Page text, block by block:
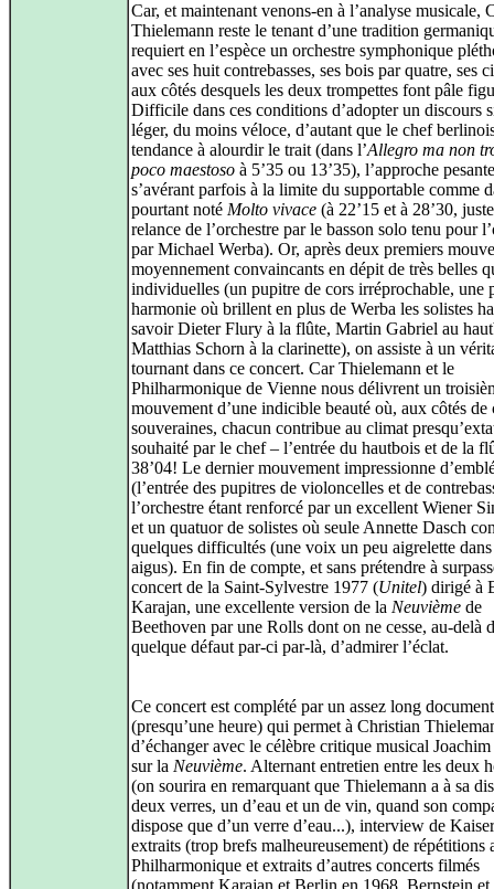
Car, et maintenant venons-en à l’analyse musicale,
Thielemann reste le tenant d’une tradition
requiert en l’espèce un orchestre symphonique
avec ses huit contrebasses, ses bois par quatre, ses
aux côtés desquels les deux trompettes font pâle
Difficile dans ces conditions d’adopter un discours
léger, du moins véloce, d’autant que le chef
tendance à alourdir le trait (dans l’Allegro ma non
poco maestoso à 5’35 ou 13’35), l’approche pesante
s’avérant parfois à la limite du supportable comme
pourtant noté Molto vivace (à 22’15 et à 28’30,
relance de l’orchestre par le basson solo tenu pour
par Michael Werba). Or, après deux premiers
moyennement convaincants en dépit de très belles
individuelles (un pupitre de cors irréprochable, une
harmonie où brillent en plus de Werba les solistes
savoir Dieter Flury à la flûte, Martin Gabriel au
Matthias Schorn à la clarinette), on assiste à un
tournant dans ce concert. Car Thielemann et le
Philharmonique de Vienne nous délivrent un
mouvement d’une indicible beauté où, aux côtés de
souveraines, chacun contribue au climat
souhaité par le chef – l’entrée du hautbois et de la
38’04! Le dernier mouvement impressionne
(l’entrée des pupitres de violoncelles et de
l’orchestre étant renforcé par un excellent Wiener
et un quatuor de solistes où seule Annette Dasch
quelques difficultés (une voix un peu aigrelette dans
aigus). En fin de compte, et sans prétendre à
concert de la Saint-Sylvestre 1977 (Unitel) dirigé à
Karajan, une excellente version de la Neuvième de
Beethoven par une Rolls dont on ne cesse, au-delà
quelque défaut par-ci par-là, d’admirer l’éclat.
Ce concert est complété par un assez long
(presqu’une heure) qui permet à Christian
d’échanger avec le célèbre critique musical
sur la Neuvième. Alternant entretien entre les deux
(on sourira en remarquant que Thielemann a à sa
deux verres, un d’eau et un de vin, quand son
dispose que d’un verre d’eau...), interview de
extraits (trop brefs malheureusement) de répétitions
Philharmonique et extraits d’autres concerts filmés
(notamment Karajan et Berlin en 1968, Bernstein